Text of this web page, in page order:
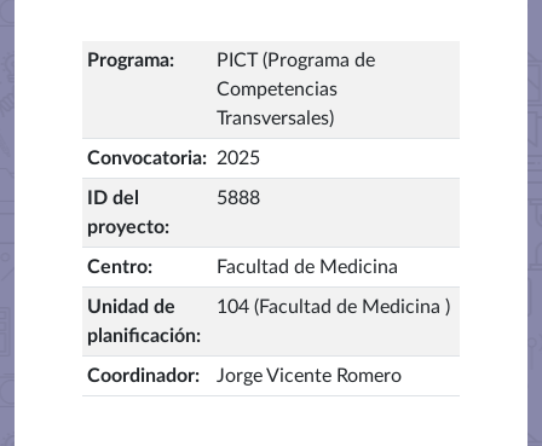
Programa:
PICT (Programa de
Competencias
Transversales)
Convocatoria: 2025
ID del
proyecto:
5888
Centro: Facultad de Medicina
Unidad de
planificación:
104 (Facultad de Medicina )
Coordinador: Jorge Vicente Romero